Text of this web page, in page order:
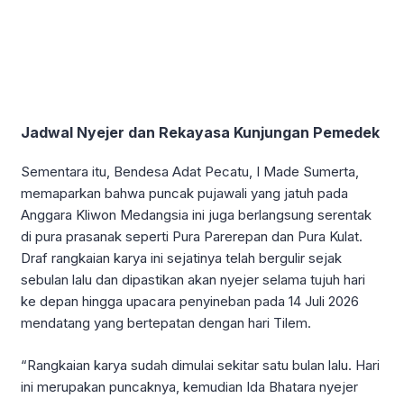
Jadwal Nyejer dan Rekayasa Kunjungan Pemedek
Sementara itu, Bendesa Adat Pecatu, I Made Sumerta,
memaparkan bahwa puncak pujawali yang jatuh pada
Anggara Kliwon Medangsia ini juga berlangsung serentak
di pura prasanak seperti Pura Parerepan dan Pura Kulat.
Draf rangkaian karya ini sejatinya telah bergulir sejak
sebulan lalu dan dipastikan akan nyejer selama tujuh hari
ke depan hingga upacara penyineban pada 14 Juli 2026
mendatang yang bertepatan dengan hari Tilem.
“Rangkaian karya sudah dimulai sekitar satu bulan lalu. Hari
ini merupakan puncaknya, kemudian Ida Bhatara nyejer